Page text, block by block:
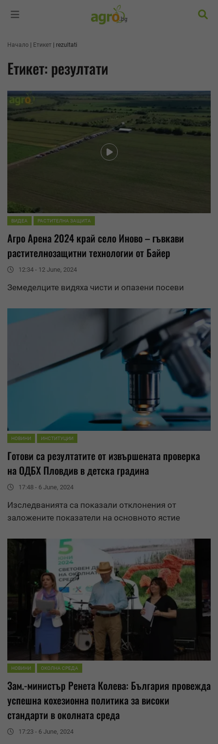
Начало Етикет rezultati
Етикет: резултати
ВИДЕА РАСТИТЕЛНА ЗАЩИТА
Агро Арена 2024 край село Иново – гъвкави
растителнозащитни технологии от Байер
12:34 - 12 June, 2024
Земеделците видяха чисти и опазени посеви
НОВИНИ ИНСТИТУЦИИ
Готови са резултатите от извършената проверка
на ОДБХ Пловдив в детска градина
17:48 - 6 June, 2024
Изследванията са показали отклонения от
заложените показатели на основното ястие
НОВИНИ ОКОЛНА СРЕДА
Зам.-министър Ренета Колева: България провежда
успешна кохезионна политика за високи
стандарти в околната среда
17:23 - 6 June, 2024